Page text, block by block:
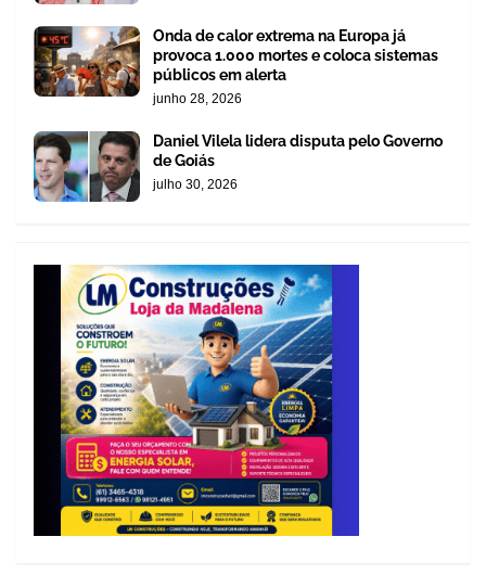
Onda de calor extrema na Europa já
provoca 1.000 mortes e coloca sistemas
públicos em alerta
junho 28, 2026
Daniel Vilela lidera disputa pelo Governo
de Goiás
julho 30, 2026